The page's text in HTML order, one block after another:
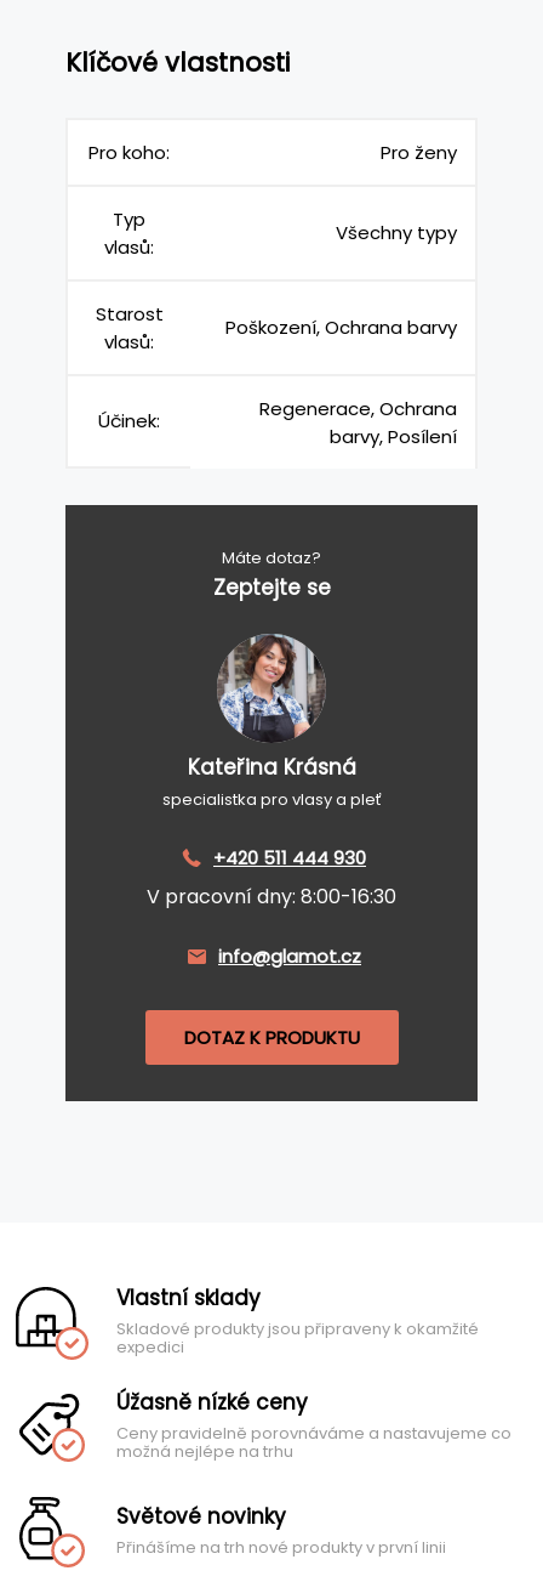
Klíčové vlastnosti
Pro koho: Pro ženy
Typ
vlasů:
Všechny typy
Starost
vlasů:
Poškození, Ochrana barvy
Účinek:
Regenerace, Ochrana
barvy, Posílení
Máte dotaz?
Zeptejte se
Kateřina Krásná
specialistka pro vlasy a pleť
+420 511 444 930
V pracovní dny: 8:00-16:30
info@glamot.cz
DOTAZ K PRODUKTU
Vlastní sklady
Skladové produkty jsou připraveny k okamžité
expedici
Úžasně nízké ceny
Ceny pravidelně porovnáváme a nastavujeme co
možná nejlépe na trhu
Světové novinky
Přinášíme na trh nové produkty v první linii